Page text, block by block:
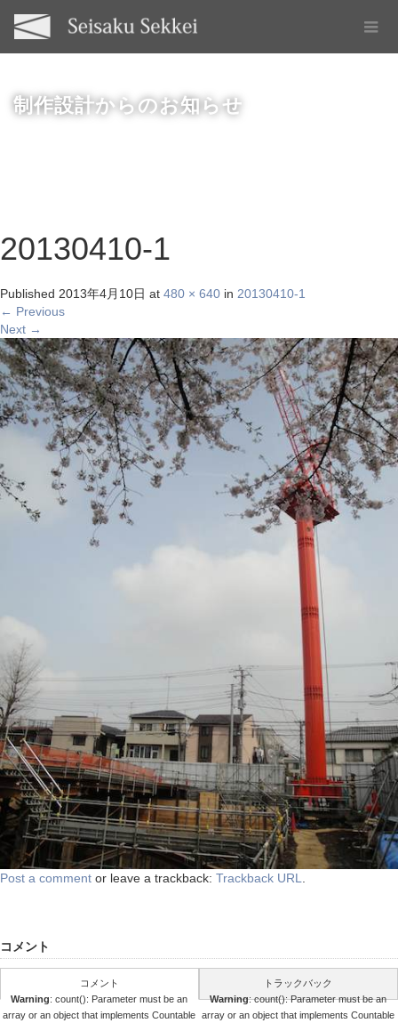
制作設計からのお知らせ
20130410-1
Published 2013年4月10日 at 480 × 640 in 20130410-1
← Previous
Next →
Post a comment or leave a trackback: Trackback URL.
コメント
コメント
Warning: count(): Parameter must be an
array or an object that implements Countable
トラックバック
Warning: count(): Parameter must be an
array or an object that implements Countable